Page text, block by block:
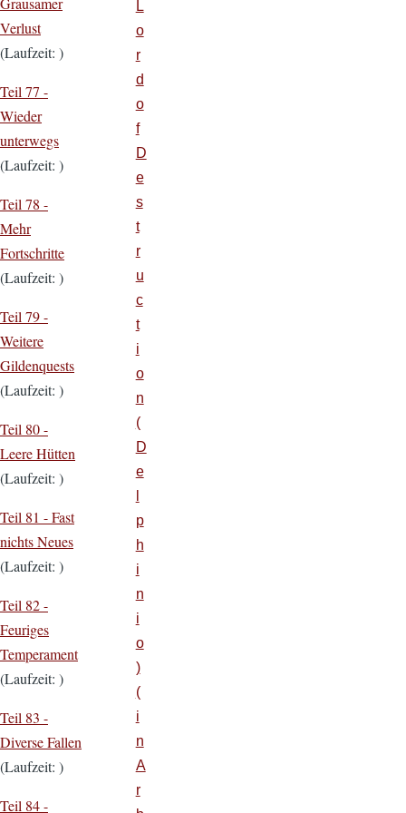
Verlust
(Laufzeit: )
Teil 77 -
Wieder
unterwegs
(Laufzeit: )
Teil 78 -
Mehr
Fortschritte
(Laufzeit: )
Teil 79 -
Weitere
Gildenquests
(Laufzeit: )
Teil 80 -
Leere Hütten
(Laufzeit: )
Teil 81 -Fast
nichts Neues
(Laufzeit: )
Teil 82 -
Feuriges
Temperament
(Laufzeit: )
Teil 83 -
Diverse Fallen
(Laufzeit: )
Teil 84 -
L
o
r
d
o
f
D
e
s
t
r
u
c
t
i
o
n
(
D
e
p
h
i
n
i
o
)
(
i
n
A
r